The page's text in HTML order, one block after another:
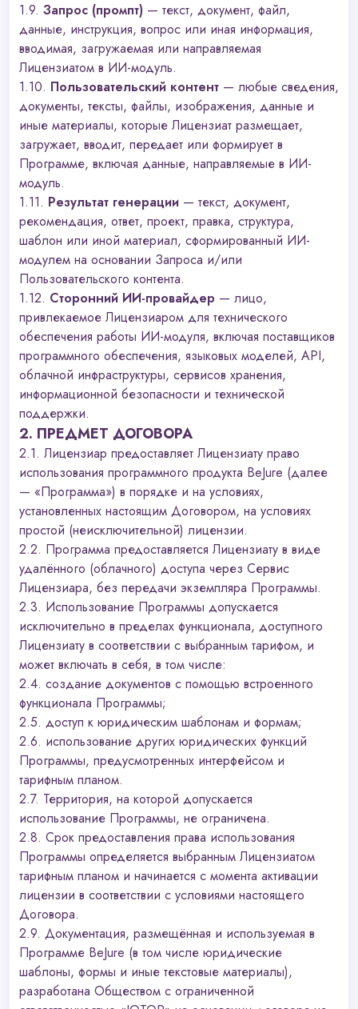
1.9. Запрос (промпт) — текст, документ, файл,
данные, инструкция, вопрос или иная информация,
вводимая, загружаемая или направляемая
Лицензиатом в ИИ-модуль.
1.10. Пользовательский контент — любые сведения,
документы, тексты, файлы, изображения, данные и
иные материалы, которые Лицензиат размещает,
загружает, вводит, передает или формирует в
Программе, включая данные, направляемые в ИИ-
модуль.
1.11. Результат генерации — текст, документ,
рекомендация, ответ, проект, правка, структура,
шаблон или иной материал, сформированный ИИ-
модулем на основании Запроса и/или
Пользовательского контента.
1.12. Сторонний ИИ-провайдер — лицо,
привлекаемое Лицензиаром для технического
обеспечения работы ИИ-модуля, включая поставщиков
программного обеспечения, языковых моделей, API,
облачной инфраструктуры, сервисов хранения,
информационной безопасности и технической
поддержки.
2. ПРЕДМЕТ ДОГОВОРА
2.1. Лицензиар предоставляет Лицензиату право
использования программного продукта BeJure (далее
— «Программа») в порядке и на условиях,
установленных настоящим Договором, на условиях
простой (неисключительной) лицензии.
2.2. Программа предоставляется Лицензиату в виде
удалённого (облачного) доступа через Сервис
Лицензиара, без передачи экземпляра Программы.
2.3. Использование Программы допускается
исключительно в пределах функционала, доступного
Лицензиату в соответствии с выбранным тарифом, и
может включать в себя, в том числе:
2.4. создание документов с помощью встроенного
функционала Программы;
2.5. доступ к юридическим шаблонам и формам;
2.6. использование других юридических функций
Программы, предусмотренных интерфейсом и
тарифным планом.
2.7. Территория, на которой допускается
использование Программы, не ограничена.
2.8. Срок предоставления права использования
Программы определяется выбранным Лицензиатом
тарифным планом и начинается с момента активации
лицензии в соответствии с условиями настоящего
Договора.
2.9. Документация, размещённая и используемая в
Программе BeJure (в том числе юридические
шаблоны, формы и иные текстовые материалы),
разработана Обществом с ограниченной